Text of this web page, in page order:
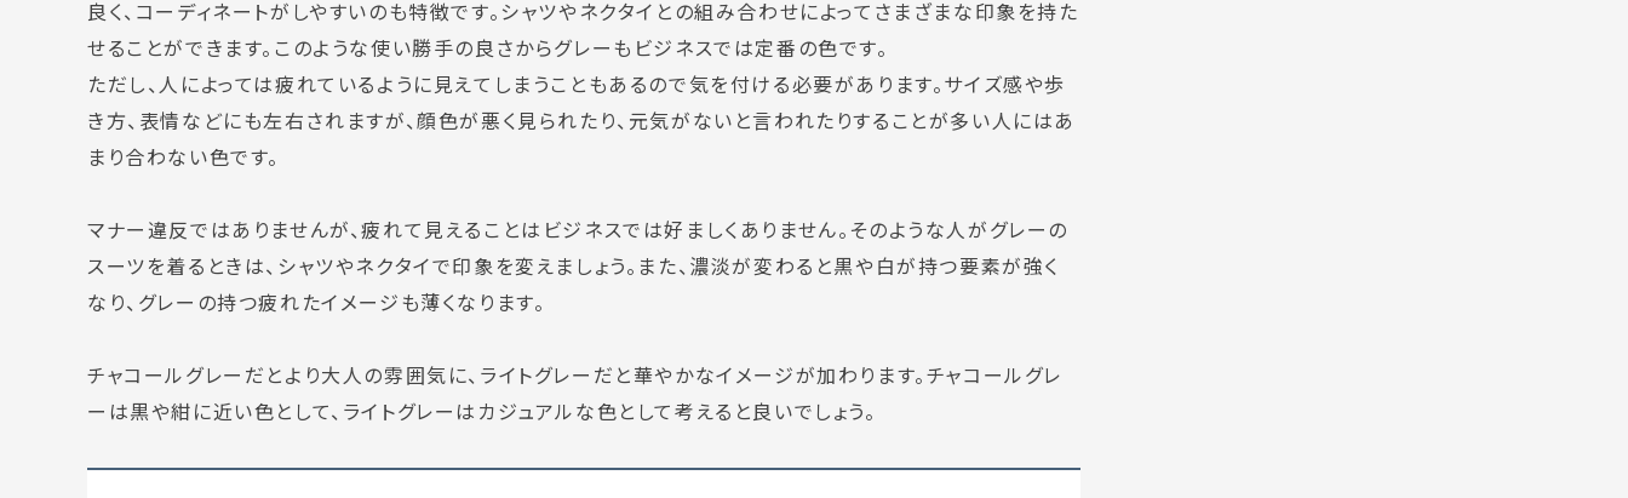
良く、コーディネートがしやすいのも特徴です。シャツやネクタイとの組み合わせによってさまざまな印象を持た
せることができます。このような使い勝手の良さからグレーもビジネスでは定番の色です。
ただし、人によっては疲れているように見えてしまうこともあるので気を付ける必要があります。サイズ感や歩
き方、表情などにも左右されますが、顔色が悪く見られたり、元気がないと言われたりすることが多い人にはあ
まり合わない色です。
マナー違反ではありませんが、疲れて見えることはビジネスでは好ましくありません。そのような人がグレーの
スーツを着るときは、 シャツやネクタイで印象を変えましょう。 また、濃淡が変わると黒や白が持つ要素が強く
なり、グレーの持つ疲れたイメージも薄くなります。
チャコールグレーだとより大人の雰囲気に、ライトグレーだと華やかなイメージが加わります。チャコールグレ
ーは黒や紺に近い色として、ライトグレーはカジュアルな色として考えると良いでしょう。